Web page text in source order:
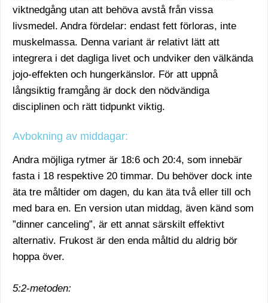
viktnedgång utan att behöva avstå från vissa
livsmedel. Andra fördelar: endast fett förloras, inte
muskelmassa. Denna variant är relativt lätt att
integrera i det dagliga livet och undviker den välkända
jojo-effekten och hungerkänslor. För att uppnå
långsiktig framgång är dock den nödvändiga
disciplinen och rätt tidpunkt viktig.
Avbokning av middagar:
Andra möjliga rytmer är 18:6 och 20:4, som innebär
fasta i 18 respektive 20 timmar. Du behöver dock inte
äta tre måltider om dagen, du kan äta två eller till och
med bara en. En version utan middag, även känd som
”dinner canceling”, är ett annat särskilt effektivt
alternativ. Frukost är den enda måltid du aldrig bör
hoppa över.
5:2-metoden: